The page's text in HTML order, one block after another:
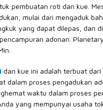
pembuatan roti dan kue.
mulai dari mengaduk
yang dapat dilepas, dan
adonan.
dan kue ini adalah terbuat
dalam proses pengadukan
waktu dalam proses
yang mempunyai usaha